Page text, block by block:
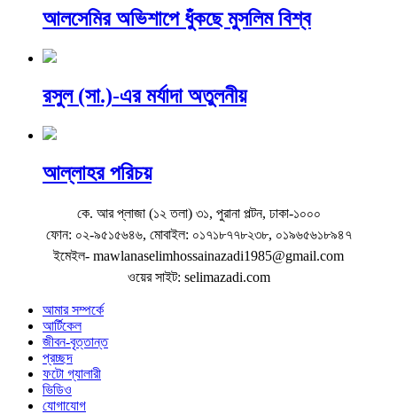
আলসেমির অভিশাপে ধুঁকছে মুসলিম বিশ্ব
রসুল (সা.)-এর মর্যাদা অতুলনীয়
আল্লাহর পরিচয়
কে. আর প্লাজা (১২ তলা) ৩১, পুরানা পল্টন, ঢাকা-১০০০
ফোন: ০২-৯৫১৫৬৪৬, মোবাইল: ০১৭১৮৭৭৮২৩৮, ০১৯৬৫৬১৮৯৪৭
ইমেইল- mawlanaselimhossainazadi1985@gmail.com
ওয়ের সাইট: selimazadi.com
আমার সম্পর্কে
আর্টিকেল
জীবন-বৃত্তান্ত
প্রচ্ছদ
ফটো গ্যালারী
ভিডিও
যোগাযোগ